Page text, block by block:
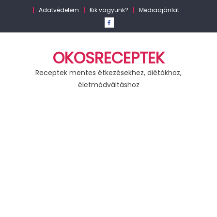
Adatvédelem Kik vagyunk? Médiaajánlat
OKOSRECEPTEK
Receptek mentes étkezésekhez, diétákhoz,
életmódváltáshoz